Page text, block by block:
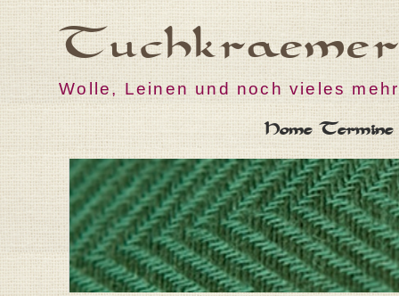
Wolle, Leinen und noch vieles mehr
Home Termine